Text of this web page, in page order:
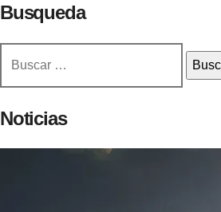
Busqueda
Noticias